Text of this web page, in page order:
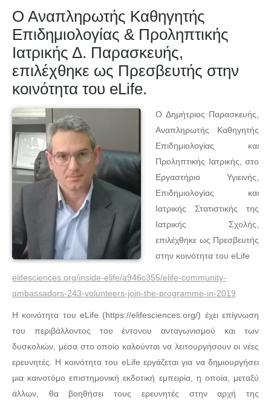
Ο Αναπληρωτής Καθηγητής
Επιδημιολογίας & Προληπτικής
Ιατρικής Δ. Παρασκευής,
επιλέχθηκε ως Πρεσβευτής στην
κοινότητα του eLife.
Ο Δημήτριος Παρασκευής,
Αναπληρωτής Καθηγητής
Επιδημιολογίας και
Προληπτικής Ιατρικής, στο
Εργαστήριο Υγιεινής,
Επιδημιολογίας και
Ιατρικής Στατιστικής της
Ιατρικής Σχολής,
επιλέχθηκε ως Πρεσβευτής
στην κοινότητα του eLife
elifesciences.org/inside-elife/a946c355/elife-community-
ambassadors-243-volunteers-join-the-programme-in-2019
Η κοινότητα του eLife (https://elifesciences.org/) έχει επίγνωση
του περιβάλλοντος του έντονου ανταγωνισμού και των
δυσκολιών, μέσα στο οποίο καλούνται να λειτουργήσουν οι νέες
ερευνητές. Η κοινότητα του eLife εργάζεται για να δημιουργήσει
μια καινοτόμο επιστημονική εκδοτική εμπειρία, η οποία, μεταξύ
άλλων, θα βοηθήσει τους ερευνητές στην αρχή της